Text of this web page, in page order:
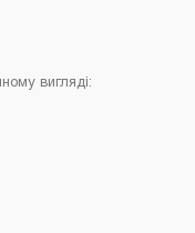
вигляді: